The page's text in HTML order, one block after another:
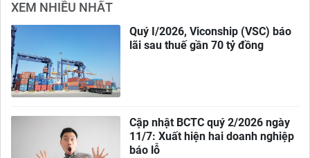
XEM NHIỀU NHẤT
Quý I/2026, Viconship (VSC) báo
lãi sau thuế gần 70 tỷ đồng
Cập nhật BCTC quý 2/2026 ngày
11/7: Xuất hiện hai doanh nghiệp
báo lỗ